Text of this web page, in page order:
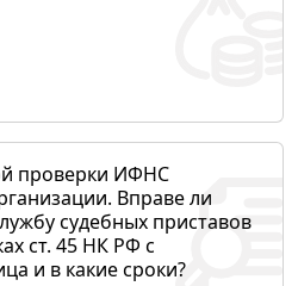
проверки ИФНС
Вправе ли
судебных приставов
ст. 45 НК РФ с
и в какие сроки?